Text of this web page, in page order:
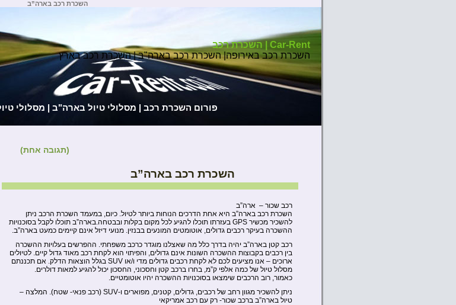
השכרת רכב בארה”ב
Car-Rent | השכרת רכב
השכרת רכב באירופה| השכרת רכב בארה"ב | השכרת רכב בארץ
מסלולי מסלולי טיול בארה"ב | פורום השכרת רכב |
(תגובה אחת)
השכרת רכב בארה”ב
רכב שכור – ארה”ב
השכרת רכב בארה”ב היא אחת הדרכים הנוחות ביותר לטיול. כיום, במעמד השכרת הרכב ניתן
להשכיר מכשיר GPS בעזרתו תוכלו להגיע לכל מקום בקלות ובבטחה.בארה”ב תוכלו לקבל בסוכנויות
ההשכרה בעיקר רכבים גדולים, אוטומטים המונעים בבנזין. מנועי דיזל אינם קיימים כמעט בארה”ב.
רכב קטן בארה”ב יהיה בדרך כלל מה שאצלנו מוגדר כרכב משפחתי. ההפרשים בעלויות ההשכרה
בין רכבים בקבוצות ההשכרה השונות אינם גדולים, והפיתוי הוא לקחת רכב מאוד גדול קיים. לטיולים
ארוכים – אנו מציעים לכם לא לקחת רכבים גדולים מדי ו/או SUV בגלל הוצאות הדלק. אם תכננתם
מסלול טיול של כמה אלפי ק”מ, בחרו ברכב קטן וחסכוני, החסכון יכול להגיע למאות דולרים.
כאמור, רוב הרכבים שימצאו בסוכנויות ההשכרה יהיו אוטומטיים.
ניתן להשכיר מגוון רחב של רכבים, גדולים, קטנים, מפוארים ו-SUV (רכב פנאי- שטח). המלצה –
טיול בארה”ב ברכב שכור- רק עם רכב אמריקאי